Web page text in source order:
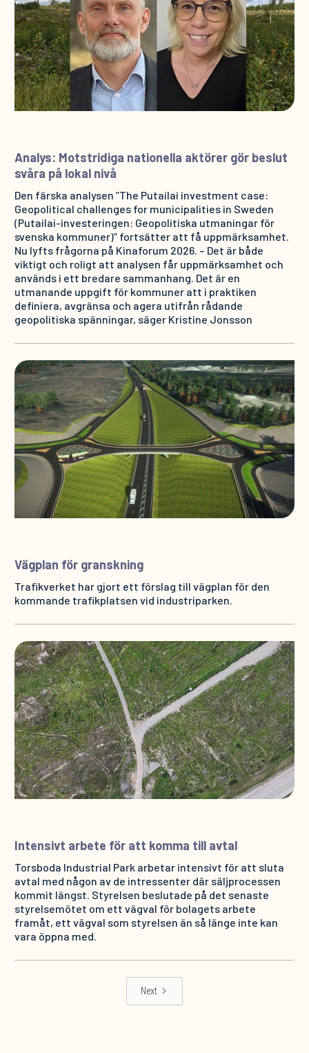
Analys: Motstridiga nationella aktörer gör beslut
svåra på lokal nivå
Den färska analysen ”The Putailai investment case:
Geopolitical challenges for municipalities in Sweden
(Putailai-investeringen: Geopolitiska utmaningar för
svenska kommuner)” fortsätter att få uppmärksamhet.
Nu lyfts frågorna på Kinaforum 2026. – Det är både
viktigt och roligt att analysen får uppmärksamhet och
används i ett bredare sammanhang. Det är en
utmanande uppgift för kommuner att i praktiken
definiera, avgränsa och agera utifrån rådande
geopolitiska spänningar, säger Kristine Jonsson
Vägplan för granskning
Trafikverket har gjort ett förslag till vägplan för den
kommande trafikplatsen vid industriparken.
Intensivt arbete för att komma till avtal
Torsboda Industrial Park arbetar intensivt för att sluta
avtal med någon av de intressenter där säljprocessen
kommit längst. Styrelsen beslutade på det senaste
styrelsemötet om ett vägval för bolagets arbete
framåt, ett vägval som styrelsen än så länge inte kan
vara öppna med.
Next